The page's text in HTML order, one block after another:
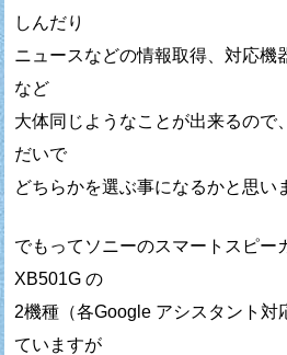
しんだり
ニュースなどの情報取得、対応機
など
大体同じようなことが出来るので
だいで
どちらかを選ぶ事になるかと思い
でもってソニーのスマートスピー
XB501G の
2機種（各Google アシスタント対
ていますが